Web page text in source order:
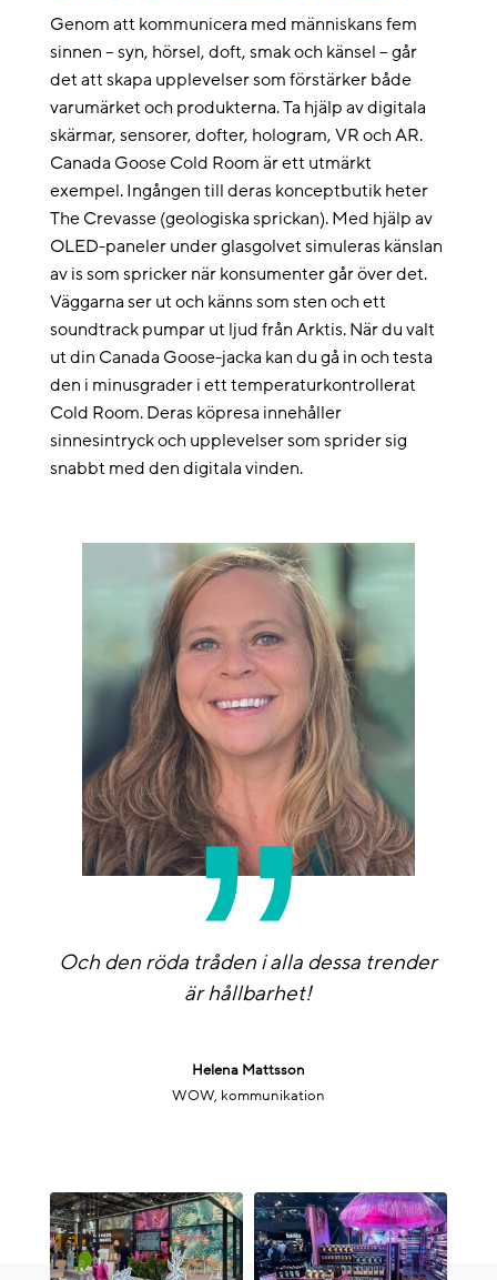
”
Och den röda tråden i alla dessa trender
är hållbarhet!
Helena Mattsson
WOW, kommunikation
Genom att kommunicera med människans fem
sinnen – syn, hörsel, doft, smak och känsel – går
det att skapa upplevelser som förstärker både
varumärket och produkterna. Ta hjälp av digitala
skärmar, sensorer, dofter, hologram, VR och AR.
Canada Goose Cold Room är ett utmärkt
exempel. Ingången till deras konceptbutik heter
The Crevasse (geologiska sprickan). Med hjälp av
OLED-paneler under glasgolvet simuleras känslan
av is som spricker när konsumenter går över det.
Väggarna ser ut och känns som sten och ett
soundtrack pumpar ut ljud från Arktis. När du valt
ut din Canada Goose-jacka kan du gå in och testa
den i minusgrader i ett temperaturkontrollerat
Cold Room. Deras köpresa innehåller
sinnesintryck och upplevelser som sprider sig
snabbt med den digitala vinden.